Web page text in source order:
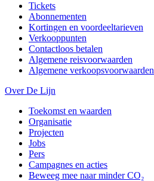
Tickets
Abonnementen
Kortingen en voordeeltarieven
Verkooppunten
Contactloos betalen
Algemene reisvoorwaarden
Algemene verkoopsvoorwaarden
Over De Lijn
Toekomst en waarden
Organisatie
Projecten
Jobs
Pers
Campagnes en acties
Beweeg mee naar minder CO₂